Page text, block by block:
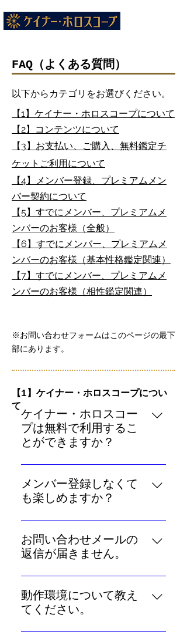
​FAQ（よくある質問）
以下からカテゴリをお選びください。
【1】ケイナー・ホロスコープについて
​【2】コンテンツについて
【3】お支払い、ご購入、無料鑑定チ
ケットご利用について
​【4】メンバー登録、プレミアムメン
バー契約について
【5】すでにメンバー、プレミアムメ
ンバーのお客様（全般）
​【6】すでにメンバー、プレミアムメ
ンバーのお客様（基本性格鑑定関連）
【7】すでにメンバー、プレミアムメ
ンバーのお客様（相性鑑定関連）
※お問い合わせフォームはこのページの最下
部にあります。
ケイナー・ホロスコー
プは無料で利用するこ
とができますか？
「今日の運勢」「今週の運勢」
「今月の運勢」「今年の運勢」な
ど無料でご利用いただけるコンテ
なお、無料の「メンバー登録」を
していただくと、トップページの
「運勢」がご自身の星座に固定さ
に近い将来起こる運命イベントを
お知らせする「未来予言」をお楽
しみいただけます。また、あなた
メンバー登録しなくて
も楽しめますか？
「今日の運勢」「今週の運勢」
「今月の運勢」「今年の運勢」な
ど、ケイナー・ホロスコープには
けるコンテンツがたくさんありま
すが、無料の「メンバー登録」を
していただくと、トップページの
れるほか、精密なケイナー式のホ
お問い合わせメールの
返信が届きません。
返信メールが「迷惑フォルダ」
「削除フォルダ」などに振り分け
られている、もしくは受信設定に
ブロックしているために返信が届
動作環境について教え
てください。
ケイナー・ホロスコープは、以下
​【1】ケイナー・ホロスコープについ
て